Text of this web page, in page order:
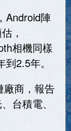
Android陣
，
相機同樣
2.5年。
廠商，報告
台積電、